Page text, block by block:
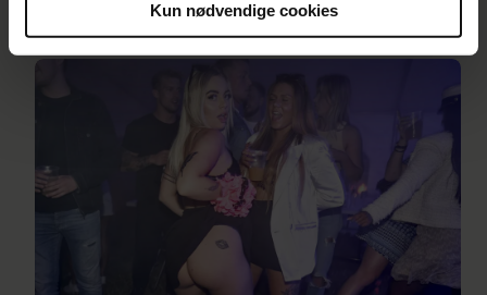
Du kan til enhver tid trække dit samtykke tilbage via
linket i vores cookiepolitik. Du kan læse mere om vores
brug af cookies, samarbejdspartnere og behandling af
dine personoplysninger i forbindelse hermed i både
privatlivspolitik og cookiepolitik
Kun nødvendige cookies